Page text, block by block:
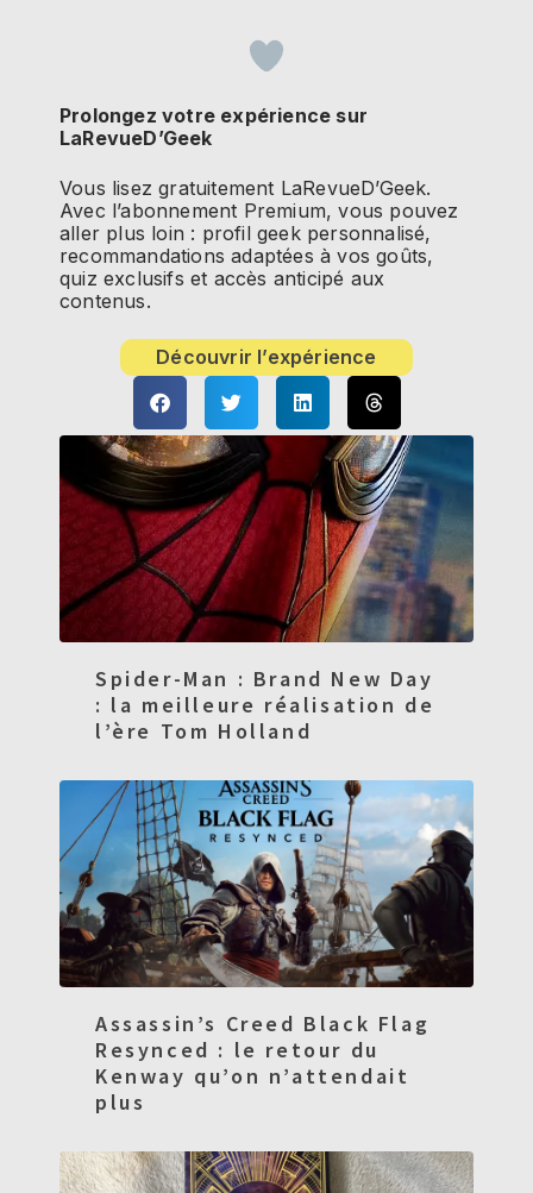
Prolongez votre expérience sur
LaRevueD’Geek
Vous lisez gratuitement LaRevueD’Geek.
Avec l’abonnement Premium, vous pouvez
aller plus loin : profil geek personnalisé,
recommandations adaptées à vos goûts,
quiz exclusifs et accès anticipé aux
contenus.
Découvrir l’expérience
Spider-Man : Brand New Day
: la meilleure réalisation de
l’ère Tom Holland
Assassin’s Creed Black Flag
Resynced : le retour du
Kenway qu’on n’attendait
plus